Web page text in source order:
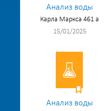
Анализ воды
Карла Маркса 461 а
15/01/2025
Анализ воды